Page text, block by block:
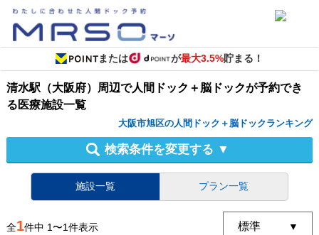
または が最大3.5%貯まる！
清水駅（大阪府）周辺で人間ドック＋脳ドックが予約でき
る医療施設一覧
大阪市旭区の人間ドック＋脳ドックランキング
検索条件を変更する ▼
施設一覧 プラン一覧
全1件中 1〜1件表示